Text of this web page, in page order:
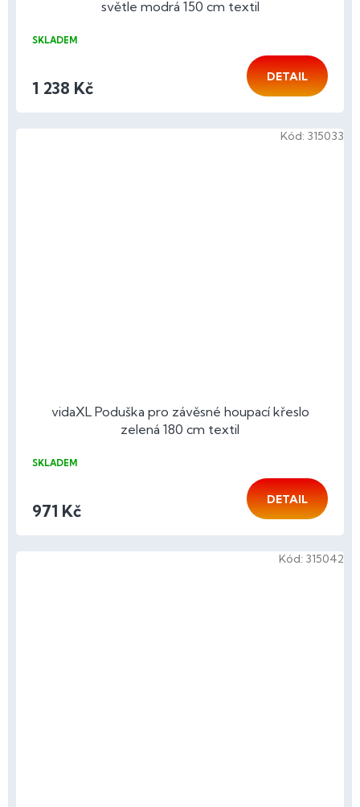
světle modrá 150 cm textil
SKLADEM
1 238 Kč
DETAIL
vidaXL Poduška pro závěsné houpací křeslo
zelená 180 cm textil
SKLADEM
971 Kč
DETAIL
Kód: 315033
Kód: 315042